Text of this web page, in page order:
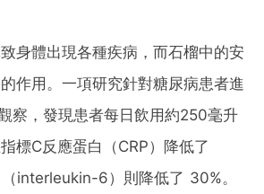
身體出現各種疾病，而石榴中的安
作用。一項研究針對糖尿病患者進
察，發現患者每日飲用約250毫升
標C反應蛋白（CRP）降低了
interleukin-6）則降低了 30%。